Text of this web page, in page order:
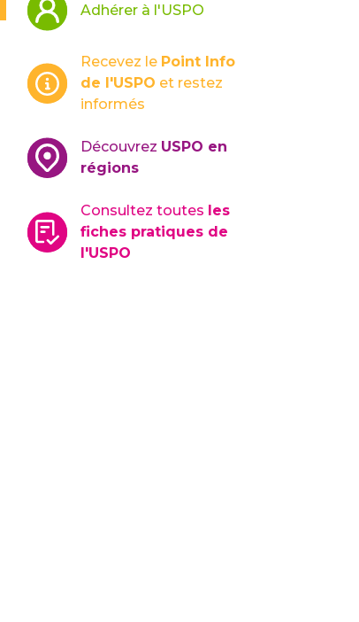
Adhérer à l'USPO
Recevez le Point Info
de l'USPO et restez
informés
Découvrez USPO en
régions
Consultez toutes les
fiches pratiques de
l'USPO